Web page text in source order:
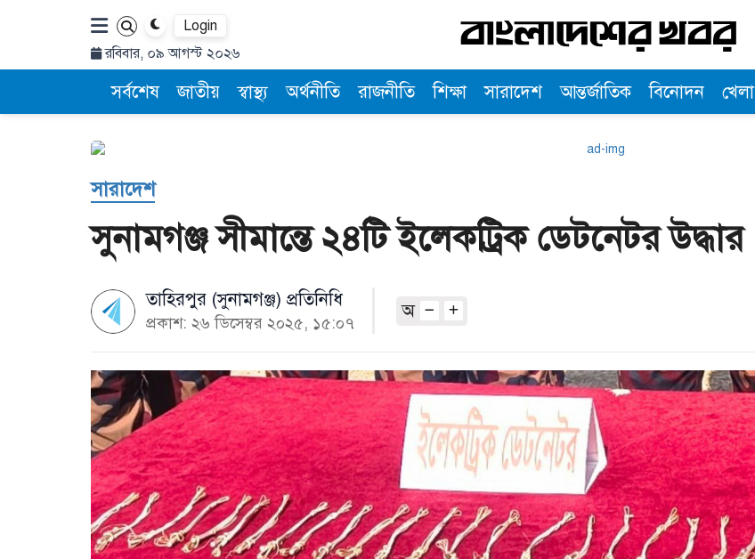
Login
রবিবার, ০৯ আগস্ট ২০২৬
সর্বশেষ জাতীয় স্বাস্থ্য অর্থনীতি রাজনীতি শিক্ষা সারাদেশ আন্তর্জাতিক বিনোদন খেলা
সারাদেশ
সুনামগঞ্জ সীমান্তে ২৪টি ইলেকট্রিক ডেটনেটর উদ্ধার
তাহিরপুর (সুনামগঞ্জ) প্রতিনিধি
প্রকাশ: ২৬ ডিসেম্বর ২০২৫, ১৫:০৭
অ